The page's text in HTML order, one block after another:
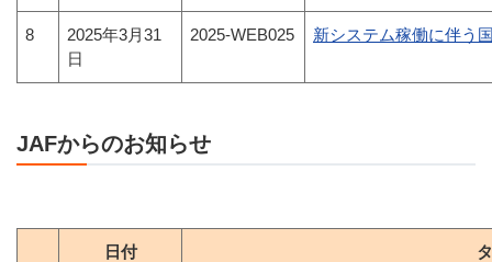
8
2025年3月31
日
2025-WEB025 新システム稼働に伴う
JAFからのお知らせ
日付